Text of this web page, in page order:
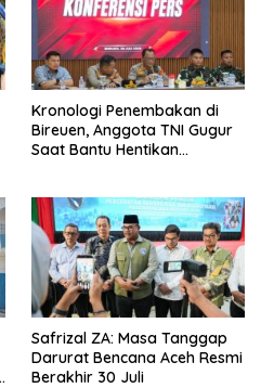
Kronologi Penembakan di
Bireuen, Anggota TNI Gugur
Saat Bantu Hentikan
Safrizal ZA: Masa Tanggap
Darurat Bencana Aceh Resmi
Berakhir 30 Juli